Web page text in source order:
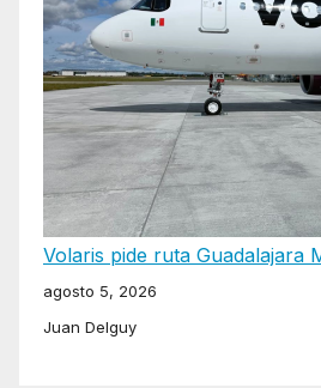
Volaris pide ruta Guadalajara
agosto 5, 2026
Juan Delguy